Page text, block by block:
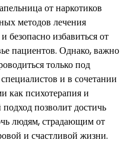
от наркотиков
методов лечения
безопасно избавиться от
пациентов. Однако, важно
только под
и в сочетании
как психотерапия и
позволит достичь
людям, страдающим от
и счастливой жизни.